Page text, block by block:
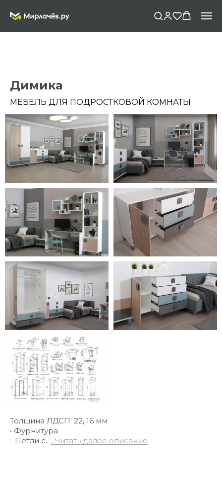
Димика
МЕБЕЛЬ ДЛЯ ПОДРОСТКОВОЙ КОМНАТЫ
Толщина ЛДСП: 22, 16 мм
• Фурнитура
- Петли с.. ...Читать далее описание